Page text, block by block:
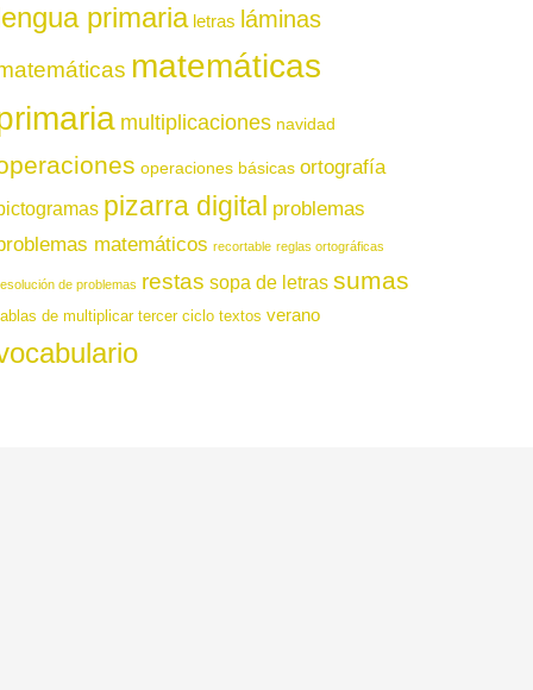
primaria letras láminas
matemáticas
multiplicaciones navidad
operaciones básicas ortografía
pizarra digital problemas
matemáticos recortable reglas ortográficas
de problemas restas sopa de letras sumas
de multiplicar tercer ciclo textos verano